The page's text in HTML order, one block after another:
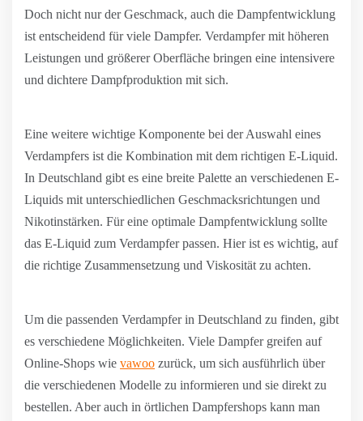
Doch nicht nur der Geschmack, auch die Dampfentwicklung
ist entscheidend für viele Dampfer. Verdampfer mit höheren
Leistungen und größerer Oberfläche bringen eine intensivere
und dichtere Dampfproduktion mit sich.
Eine weitere wichtige Komponente bei der Auswahl eines
Verdampfers ist die Kombination mit dem richtigen E-Liquid.
In Deutschland gibt es eine breite Palette an verschiedenen E-
Liquids mit unterschiedlichen Geschmacksrichtungen und
Nikotinstärken. Für eine optimale Dampfentwicklung sollte
das E-Liquid zum Verdampfer passen. Hier ist es wichtig, auf
die richtige Zusammensetzung und Viskosität zu achten.
Um die passenden Verdampfer in Deutschland zu finden, gibt
es verschiedene Möglichkeiten. Viele Dampfer greifen auf
Online-Shops wie vawoo zurück, um sich ausführlich über
die verschiedenen Modelle zu informieren und sie direkt zu
bestellen. Aber auch in örtlichen Dampfershops kann man